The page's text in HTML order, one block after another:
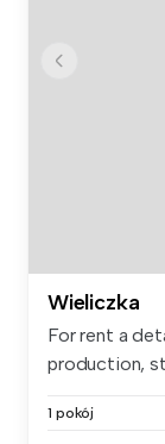
Wieliczka
For rent a
production,
1 pokój